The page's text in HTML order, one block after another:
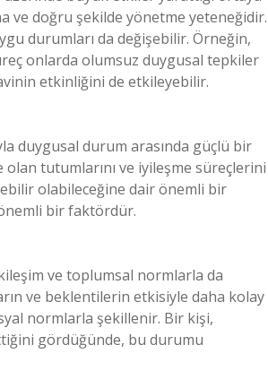
ve doğru şekilde yönetme yeteneğidir.
durumları da değişebilir. Örneğin,
onlarda olumsuz duygusal tepkiler
etkinliğini de etkileyebilir.
duygusal durum arasında güçlü bir
olan tutumlarını ve iyileşme süreçlerini
olabileceğine dair önemli bir
bir faktördür.
ve toplumsal normlarla da
ve beklentilerin etkisiyle daha kolay
normlarla şekillenir. Bir kişi,
gördüğünde, bu durumu